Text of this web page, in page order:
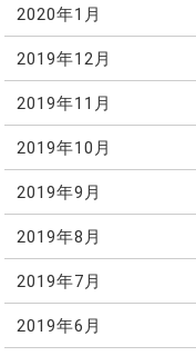
2020年1月
2019年12月
2019年11月
2019年10月
2019年9月
2019年8月
2019年7月
2019年6月